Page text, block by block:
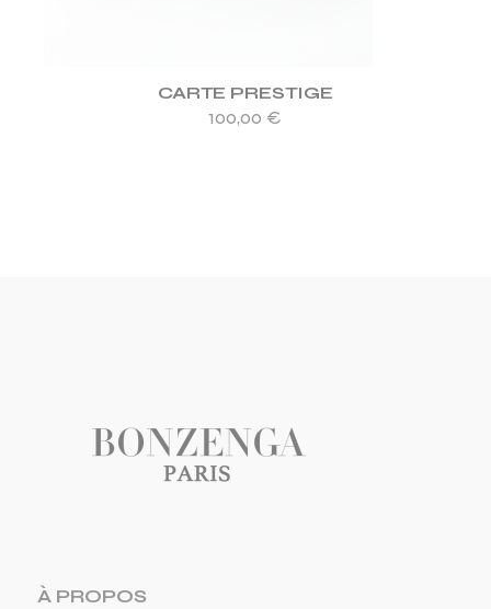
CARTE PRESTIGE
100,00 €
À PROPOS